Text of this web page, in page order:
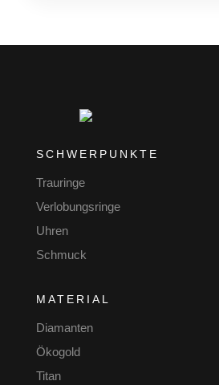
SCHWERPUNKTE
Trauringe
Verlobungsringe
Uhren
Schmuck
MATERIAL
Diamanten
Ökogold
Titan